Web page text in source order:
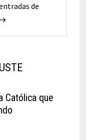
de
Católica que